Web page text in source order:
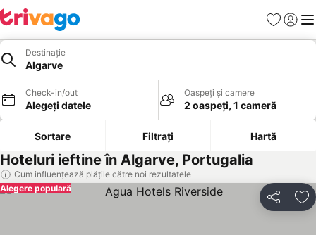
Favorite
Destinație
Algarve
Check-in/out
Alegeți datele
Oaspeți și camere
2 oaspeți, 1 cameră
Sortare Filtrați Hartă
Hoteluri ieftine în Algarve, Portugalia
Cum influențează plățile către noi rezultatele
Distribuiți
Alegere populară